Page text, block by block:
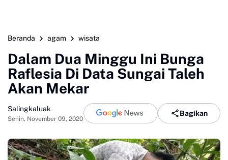
Beranda agam wisata
Dalam Dua Minggu Ini Bunga
Raflesia Di Data Sungai Taleh
Akan Mekar
Salingkaluak
Senin, November 09, 2020
Bagikan